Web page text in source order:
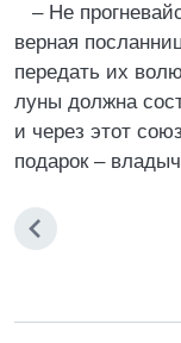
– Не
верная
передать их
луны должна
и через этот
подарок –